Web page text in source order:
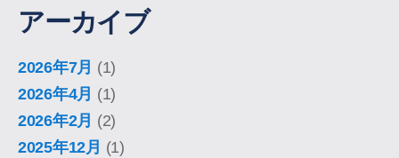
アーカイブ
2026年7月 (1)
2026年4月 (1)
2026年2月 (2)
2025年12月 (1)